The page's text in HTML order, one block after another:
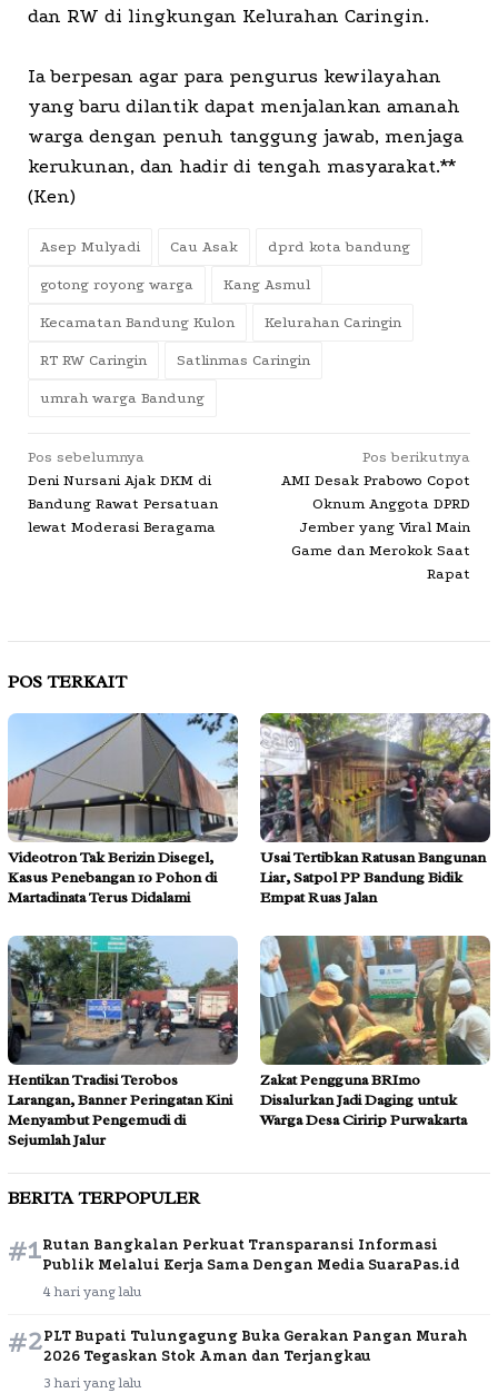
dan RW di lingkungan Kelurahan Caringin.
Ia berpesan agar para pengurus kewilayahan
yang baru dilantik dapat menjalankan amanah
warga dengan penuh tanggung jawab, menjaga
kerukunan, dan hadir di tengah masyarakat.**
(Ken)
Asep Mulyadi Cau Asak dprd kota bandung
gotong royong warga Kang Asmul
Kecamatan Bandung Kulon Kelurahan Caringin
RT RW Caringin Satlinmas Caringin
umrah warga Bandung
Navigasi
pos
Pos sebelumnya
Deni Nursani Ajak DKM di
Bandung Rawat Persatuan
lewat Moderasi Beragama
Pos berikutnya
AMI Desak Prabowo Copot
Oknum Anggota DPRD
Jember yang Viral Main
Game dan Merokok Saat
Rapat
POS TERKAIT
Videotron Tak Berizin Disegel,
Kasus Penebangan 10 Pohon di
Martadinata Terus Didalami
Usai Tertibkan Ratusan Bangunan
Liar, Satpol PP Bandung Bidik
Empat Ruas Jalan
Hentikan Tradisi Terobos
Larangan, Banner Peringatan Kini
Menyambut Pengemudi di
Sejumlah Jalur
Zakat Pengguna BRImo
Disalurkan Jadi Daging untuk
Warga Desa Ciririp Purwakarta
BERITA TERPOPULER
#1Rutan Bangkalan Perkuat Transparansi Informasi
Publik Melalui Kerja Sama Dengan Media SuaraPas.id
4 hari yang lalu
#2PLT Bupati Tulungagung Buka Gerakan Pangan Murah
2026 Tegaskan Stok Aman dan Terjangkau
3 hari yang lalu